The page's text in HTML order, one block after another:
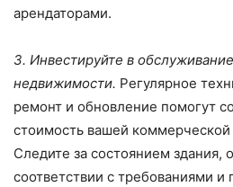
арендаторами.
3. Инвестируйте в
недвижимости. Регулярное
ремонт и обновление помогут
стоимость вашей
Следите за состоянием здания,
соответствии с требованиями и